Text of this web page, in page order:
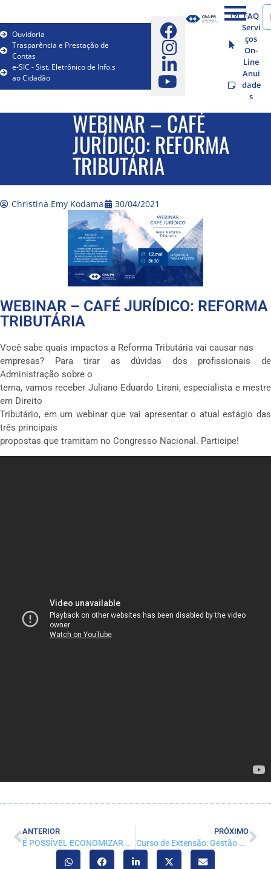
Ouvidoria
Trasparência e Prestação de
Contas
e-SIC - Sist. Eletrônico de Info.s
ao Cidadão
FAQ
Servi
ços
On-
Line
Anui
dade
s
WEBINAR – CAFÉ
JURÍDICO: REFORMA
TRIBUTÁRIA
Christina Emy Kodama 30/04/2021
WEBINAR – CAFÉ JURÍDICO: REFORMA
TRIBUTÁRIA
Você sabe quais impactos a Reforma Tributária vai causar nas
empresas? Para tirar as dúvidas dos profissionais de
Administração sobre o
tema, vamos receber Juliano Eduardo Lirani, especialista e mestre
em Direito
Tributário, em um webinar que vai apresentar o atual estágio das
três principais
propostas que tramitam no Congresso Nacional. Participe!
ANTERIOR
É POSSÍVEL ECONOMIZAR SEM PERDER A QUALIDADE? COM SOFTWARE LIVRE, SIM!
PRÓXIMO
Curso de Extensão: Gestão da inovação.